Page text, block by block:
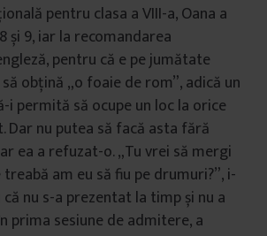
pentru clasa a VIII-a, Oana a
și 9, iar la recomandarea
pentru că e pe jumătate
obțină „o foaie de rom”, adică un
permită să ocupe un loc la orice
Dar nu putea să facă asta fără
ea a refuzat-o. „Tu vrei să mergi
treabă am eu să fiu pe drumuri?”, i-
nu s-a prezentat la timp și nu a
prima sesiune de admitere, a